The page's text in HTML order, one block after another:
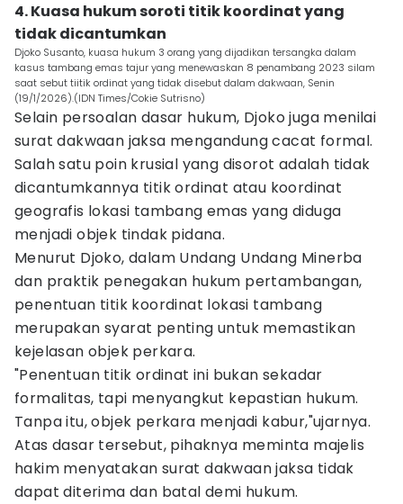
4. Kuasa hukum soroti titik koordinat yang
tidak dicantumkan
Djoko Susanto, kuasa hukum 3 orang yang dijadikan tersangka dalam
kasus tambang emas tajur yang menewaskan 8 penambang 2023 silam
saat sebut tiitik ordinat yang tidak disebut dalam dakwaan, Senin
(19/1/2026).(IDN Times/Cokie Sutrisno)
Selain persoalan dasar hukum, Djoko juga menilai
surat dakwaan jaksa mengandung cacat formal.
Salah satu poin krusial yang disorot adalah tidak
dicantumkannya titik ordinat atau koordinat
geografis lokasi tambang emas yang diduga
menjadi objek tindak pidana.
Menurut Djoko, dalam Undang Undang Minerba
dan praktik penegakan hukum pertambangan,
penentuan titik koordinat lokasi tambang
merupakan syarat penting untuk memastikan
kejelasan objek perkara.
"Penentuan titik ordinat ini bukan sekadar
formalitas, tapi menyangkut kepastian hukum.
Tanpa itu, objek perkara menjadi kabur,"ujarnya.
Atas dasar tersebut, pihaknya meminta majelis
hakim menyatakan surat dakwaan jaksa tidak
dapat diterima dan batal demi hukum.